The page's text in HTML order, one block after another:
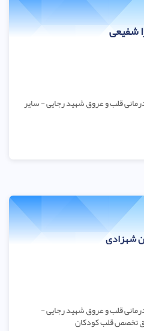
شفیعی
قلب و عروق شهید رجایی - سایر
شهزادی
قلب و عروق شهید رجایی -
تخصص قلب کودکان